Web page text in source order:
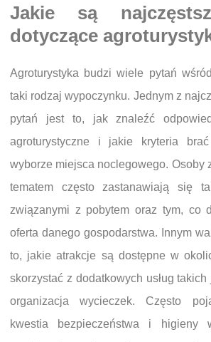
Jakie są
dotyczące
Agroturystyka budzi wiele pytań
taki rodzaj wypoczynku. Jednym z
pytań jest to, jak znaleźć
agroturystyczne i jakie kryteria
wyborze miejsca noclegowego. Osoby
tematem często zastanawiają się
związanymi z pobytem oraz tym, co
oferta danego gospodarstwa. Innym
to, jakie atrakcje są dostępne w
skorzystać z dodatkowych usług
organizacja wycieczek. Często
kwestia bezpieczeństwa i higieny